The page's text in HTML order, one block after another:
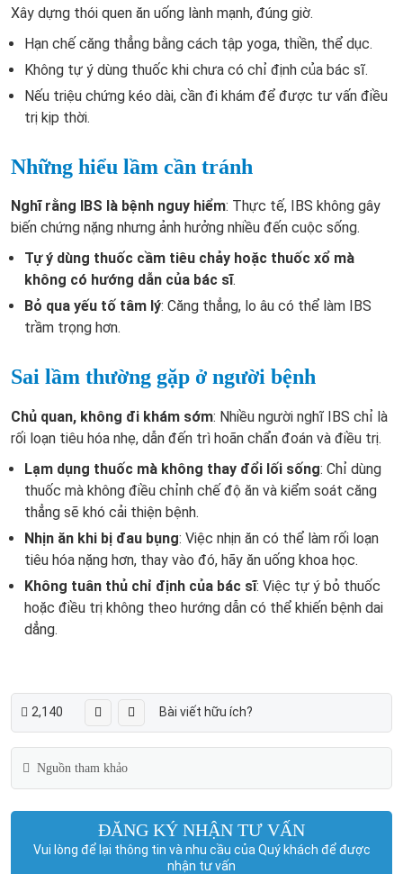
Xây dựng thói quen ăn uống lành mạnh, đúng giờ.
Hạn chế căng thẳng bằng cách tập yoga, thiền, thể dục.
Không tự ý dùng thuốc khi chưa có chỉ định của bác sĩ.
Nếu triệu chứng kéo dài, cần đi khám để được tư vấn điều
trị kịp thời.
Những hiểu lầm cần tránh
Nghĩ rằng IBS là bệnh nguy hiểm: Thực tế, IBS không gây
biến chứng nặng nhưng ảnh hưởng nhiều đến cuộc sống.
Tự ý dùng thuốc cầm tiêu chảy hoặc thuốc xổ mà
không có hướng dẫn của bác sĩ.
Bỏ qua yếu tố tâm lý: Căng thẳng, lo âu có thể làm IBS
trầm trọng hơn.
Sai lầm thường gặp ở người bệnh
Chủ quan, không đi khám sớm: Nhiều người nghĩ IBS chỉ là
rối loạn tiêu hóa nhẹ, dẫn đến trì hoãn chẩn đoán và điều trị.
Lạm dụng thuốc mà không thay đổi lối sống: Chỉ dùng
thuốc mà không điều chỉnh chế độ ăn và kiểm soát căng
thẳng sẽ khó cải thiện bệnh.
Nhịn ăn khi bị đau bụng: Việc nhịn ăn có thể làm rối loạn
tiêu hóa nặng hơn, thay vào đó, hãy ăn uống khoa học.
Không tuân thủ chỉ định của bác sĩ: Việc tự ý bỏ thuốc
hoặc điều trị không theo hướng dẫn có thể khiến bệnh dai
dẳng.
2,140 Bài viết hữu ích?
Nguồn tham khảo
ĐĂNG KÝ NHẬN TƯ VẤN
Vui lòng để lại thông tin và nhu cầu của Quý khách để được
nhận tư vấn